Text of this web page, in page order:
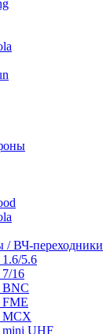
/ ВЧ-переходники
5.6
16
BNC
MCX
mini UHF